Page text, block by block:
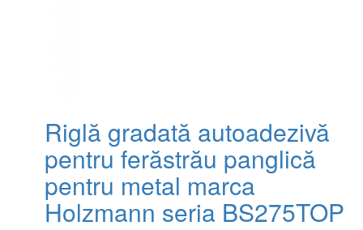
Riglă gradată autoadezivă
pentru ferăstrău panglică
pentru metal marca
Holzmann seria BS275TOP